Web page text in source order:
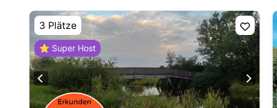
3 Plätze
⭐ Super Host